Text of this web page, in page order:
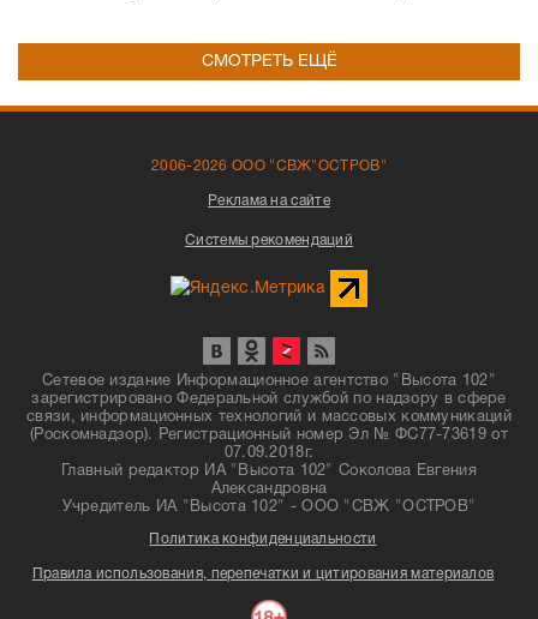
СМОТРЕТЬ ЕЩЁ
2006-2026 ООО "СВЖ"ОСТРОВ"
Реклама на сайте
Системы рекомендаций
Сетевое издание Информационное агентство "Высота 102"
зарегистрировано Федеральной службой по надзору в сфере
связи, информационных технологий и массовых коммуникаций
(Роскомнадзор). Регистрационный номер Эл № ФС77-73619 от
07.09.2018г.
Главный редактор ИА "Высота 102" Соколова Евгения
Александровна
Учредитель ИА "Высота 102" - ООО "СВЖ "ОСТРОВ"
Политика конфиденциальности
Правила использования, перепечатки и цитирования материалов